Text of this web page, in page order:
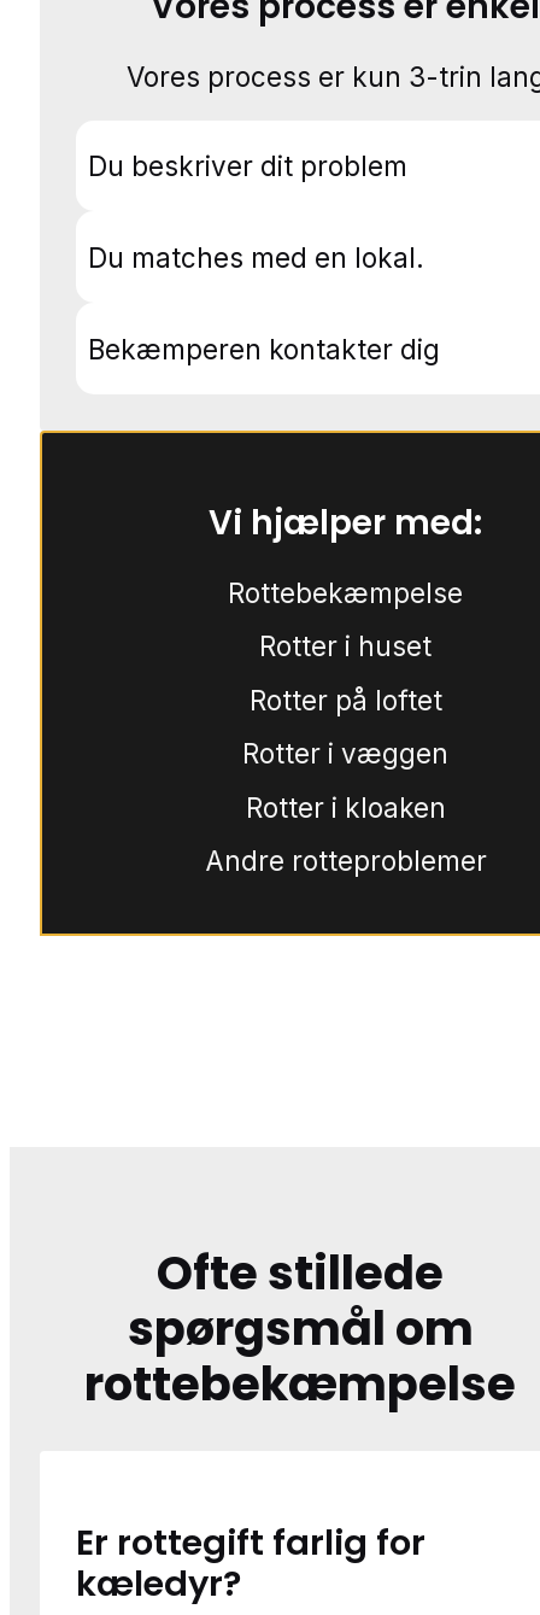
Vores process er kun 3-trin
Du beskriver dit problem
Du matches med en lokal.
Bekæmperen kontakter dig
Vi hjælper med:
Rottebekæmpelse
Rotter i huset
Rotter på loftet
Rotter i væggen
Rotter i kloaken
Andre rotteproblemer
Ofte stillede
spørgsmål om
rottebekæmpelse
Er rottegift farlig for
kæledyr?